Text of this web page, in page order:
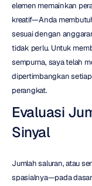
elemen memainkan
kreatif—Anda
sesuai dengan
tidak perlu. Untuk
sempurna, saya telah
dipertimbangkan
perangkat.
Evaluasi
Sinyal
Jumlah saluran, atau
spasialnya—pada